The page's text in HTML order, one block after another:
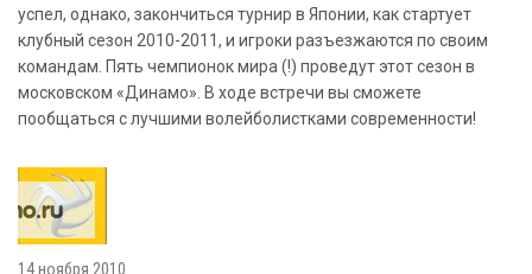
успел, однако, закончиться турнир в Японии, как стартует
клубный сезон 2010-2011, и игроки разъезжаются по своим
командам. Пять чемпионок мира (!) проведут этот сезон в
московском «Динамо». В ходе встречи вы сможете
пообщаться с лучшими волейболистками современности!
14 ноября 2010